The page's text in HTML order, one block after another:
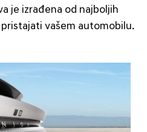
je izrađena od najboljih
vašem automobilu.